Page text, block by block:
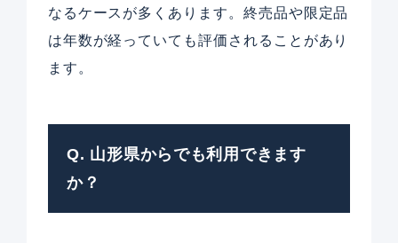
なるケースが多くあります。終売品や限定品
は年数が経っていても評価されることがあり
ます。
Q. 山形県からでも利用できます
か？